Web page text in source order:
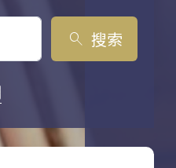
search 搜索